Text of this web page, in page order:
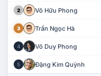
2 Võ Hữu Phong
3 Trần Ngọc Hà
4 Võ Duy Phong
5 Đặng Kim Quỳnh